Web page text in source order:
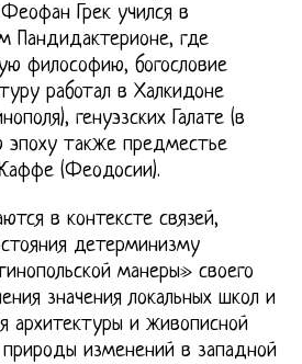
Грек учился в
Пандидактерионе, где
философию, богословие
работал в Халкидоне
генуэзских Галате (в
эпоху также предместье
(Феодосии).
в контексте связей,
детерминизму
манеры» своего
значения локальных школ и
архитектуры и живописной
природы изменений в западной